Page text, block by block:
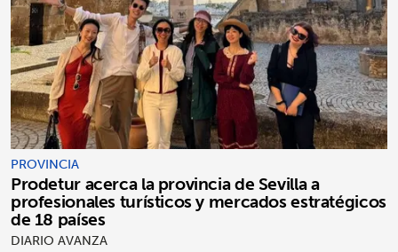
PROVINCIA
Prodetur acerca la provincia de Sevilla a
profesionales turísticos y mercados estratégicos
de 18 países
DIARIO AVANZA